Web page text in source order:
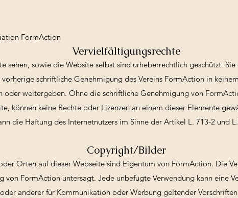
FormAction
Vervielfältigungsrechte
sehen, sowie die Website selbst sind urheberrechtlich geschützt.
schriftliche Genehmigung des Vereins FormAction in
oder weitergeben. Ohne die schriftliche Genehmigung von
können keine Rechte oder Lizenzen an einem dieser Elemente
die Haftung des Internetnutzers im Sinne der Artikel L. 713-2 und
Copyright/Bilder
Orten auf dieser Webseite sind Eigentum von FormAction. Die
von FormAction untersagt. Jede unbefugte Verwendung kann eine
anderer für Kommunikation oder Werbung geltender